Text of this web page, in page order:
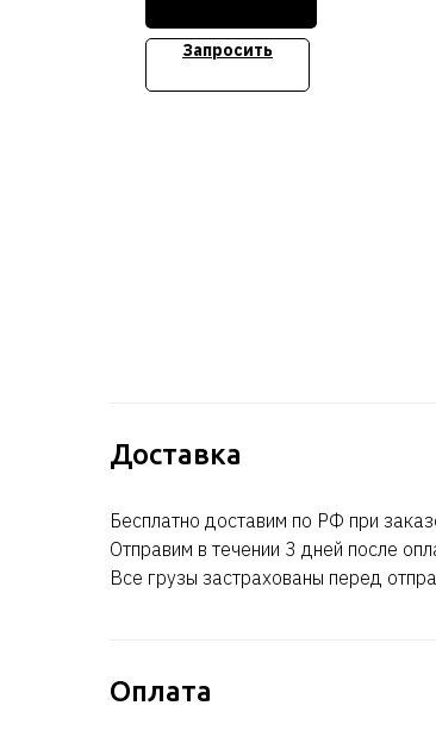
серверной стойкой для
высокопроизводительных
вычислений.
Запросить
Доставка
Бесплатно доставим по РФ при
Отправим в течении 3 дней после
Все грузы застрахованы перед
Оплата